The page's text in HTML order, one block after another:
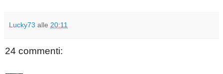
Lucky73 alle 20:11
24 commenti: